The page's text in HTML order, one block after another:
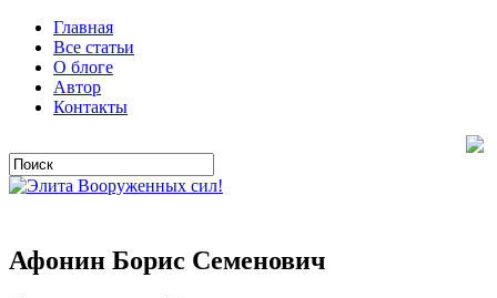
Главная
Все статьи
О блоге
Автор
Контакты
Афонин Борис Семенович